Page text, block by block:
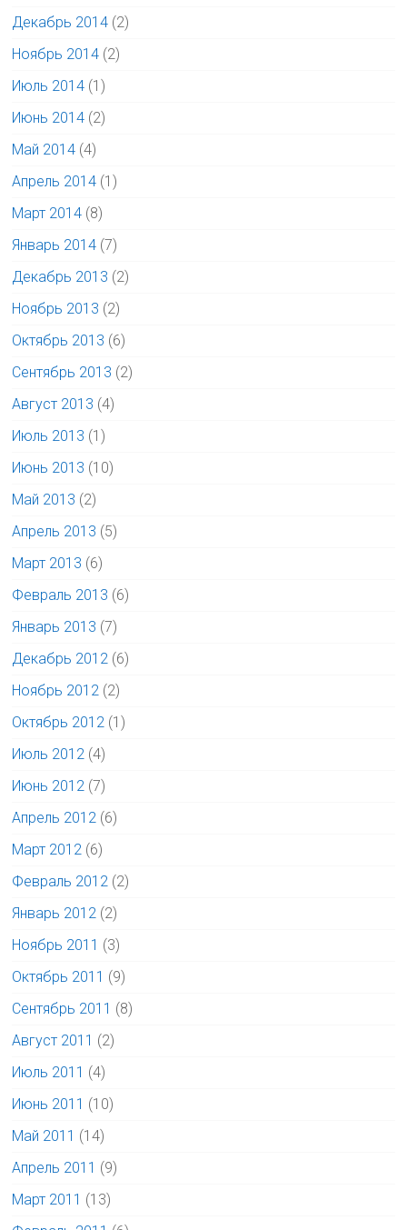
Декабрь 2014 (2)
Ноябрь 2014 (2)
Июль 2014 (1)
Июнь 2014 (2)
Май 2014 (4)
Апрель 2014 (1)
Март 2014 (8)
Январь 2014 (7)
Декабрь 2013 (2)
Ноябрь 2013 (2)
Октябрь 2013 (6)
Сентябрь 2013 (2)
Август 2013 (4)
Июль 2013 (1)
Июнь 2013 (10)
Май 2013 (2)
Апрель 2013 (5)
Март 2013 (6)
Февраль 2013 (6)
Январь 2013 (7)
Декабрь 2012 (6)
Ноябрь 2012 (2)
Октябрь 2012 (1)
Июль 2012 (4)
Июнь 2012 (7)
Апрель 2012 (6)
Март 2012 (6)
Февраль 2012 (2)
Январь 2012 (2)
Ноябрь 2011 (3)
Октябрь 2011 (9)
Сентябрь 2011 (8)
Август 2011 (2)
Июль 2011 (4)
Июнь 2011 (10)
Май 2011 (14)
Апрель 2011 (9)
Март 2011 (13)